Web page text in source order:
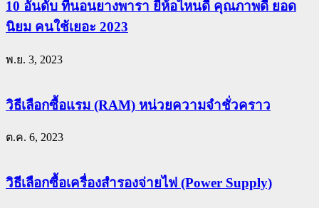
10 อันดับ ที่นอนยางพารา ยี่ห้อไหนดี คุณภาพดี ยอด
นิยม คนใช้เยอะ 2023
พ.ย. 3, 2023
วิธีเลือกซื้อแรม (RAM) หน่วยความจำชั่วคราว
ต.ค. 6, 2023
วิธีเลือกซื้อเครื่องสำรองจ่ายไฟ (Power Supply)